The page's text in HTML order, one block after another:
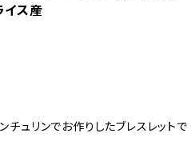
イス産
ュリンでお作りしたブレスレットで